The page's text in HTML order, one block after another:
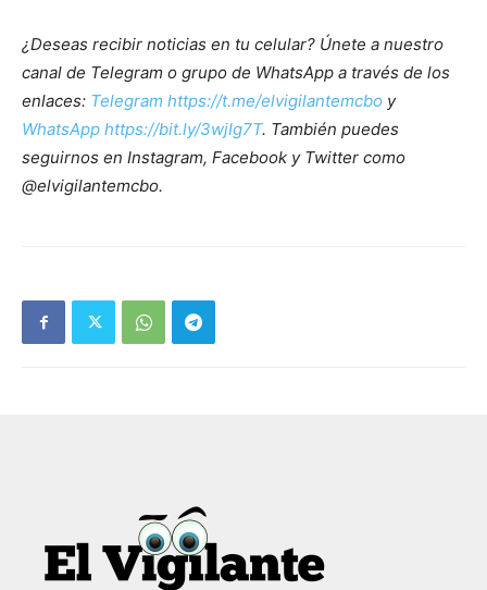
¿Deseas recibir noticias en tu celular? Únete a nuestro
canal de Telegram o grupo de WhatsApp a través de los
enlaces: Telegram https://t.me/elvigilantemcbo y
WhatsApp https://bit.ly/3wjIg7T. También puedes
seguirnos en Instagram, Facebook y Twitter como
@elvigilantemcbo.